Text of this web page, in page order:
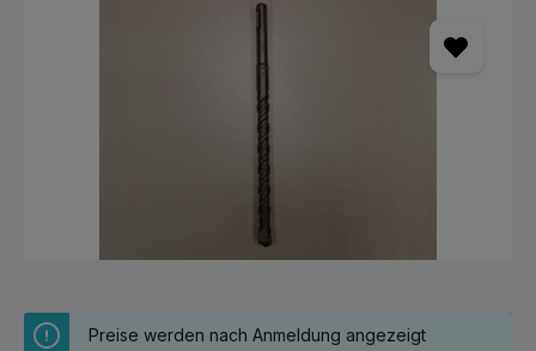
Preise werden nach Anmeldung angezeigt